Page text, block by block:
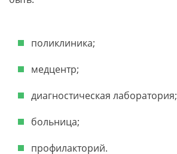
поликлиника;
медцентр;
диагностическая лаборатория;
больница;
профилакторий.